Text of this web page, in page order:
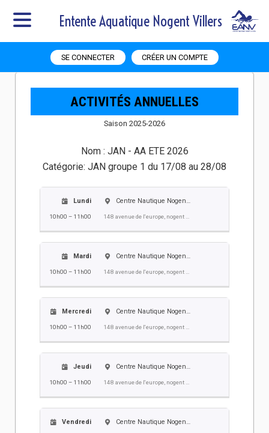
Entente Aquatique Nogent Villers
SE CONNECTER CRÉER UN COMPTE
ACTIVITÉS ANNUELLES
Saison 2025-2026
Nom : JAN - AA ETE 2026
Catégorie: JAN groupe 1 du 17/08 au 28/08
Lundi
10h00 – 11h00
Centre Nautique Nogent Villers
Mardi
10h00 – 11h00
Centre Nautique Nogent Villers
Mercredi
10h00 – 11h00
Centre Nautique Nogent Villers
Jeudi
10h00 – 11h00
Centre Nautique Nogent Villers
Vendredi Centre Nautique Nogent Villers